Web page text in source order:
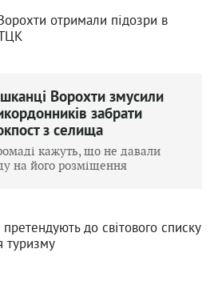
отримали підозри в
Ворохти змусили
забрати
з селища
кажуть, що не давали
на його розміщення
претендують до світового списку
туризму